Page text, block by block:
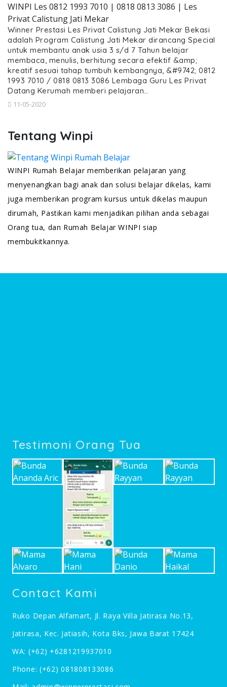
WINPI Les 0812 1993 7010 | 0818 0813 3086 | Les
Privat Calistung Jati Mekar
Winner Prestasi Les Privat Calistung Jati Mekar Bekasi
adalah Program Calistung Jati Mekar dirancang Special
untuk membantu anak usia 3 s/d 7 Tahun belajar
membaca, menulis, berhitung secara efektif &amp;
kreatif sesuai tahap tumbuh kembangnya, &#9742; 0812
1993 7010 / 0818 0813 3086 Lembaga Guru Les Privat
Datang Kerumah memberi pelajaran…
11-05-2020
Tentang Winpi
WINPI Rumah Belajar memberikan pelajaran yang
menyenangkan bagi anak dan solusi belajar dikelas, kami
juga memberikan program kursus untuk dikelas maupun
dirumah, Pastikan kami menjadikan pilihan anda sebagai
Orang tua, dan Rumah Belajar WINPI siap
membukitkannya.
Testimoni Orang Tua
Contact Kami
Ruko Depan Alfamart, Jl. Raya Villa Jatirasa No.13,
Jatirasa, Kec. Jatiasih, Kota Bks, Jawa Barat 17424
WA: (+62) +6281219937010
Phone: (+62) 081808133086